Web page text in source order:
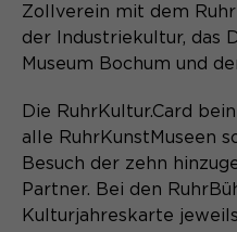
PHPs
Name
Anbieter TYPO3
Name _pk_ref.*
Zweck Speichert
Zollverein mit dem Ruhr
der Industriekultur, das
Museum Bochum und
Die RuhrKultur.Card
alle RuhrKunstMuseen
Besuch der zehn
Partner. Bei den
Kulturjahreskarte